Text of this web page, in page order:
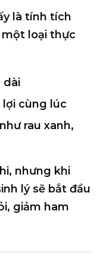
là tính tích
một loại thực
dài
cùng lúc
rau xanh,
nhưng khi
lý sẽ bắt đầu
giảm ham